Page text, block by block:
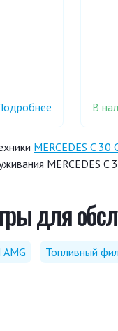
В
MERCEDES C 30
MERCEDES C
для
Топливный